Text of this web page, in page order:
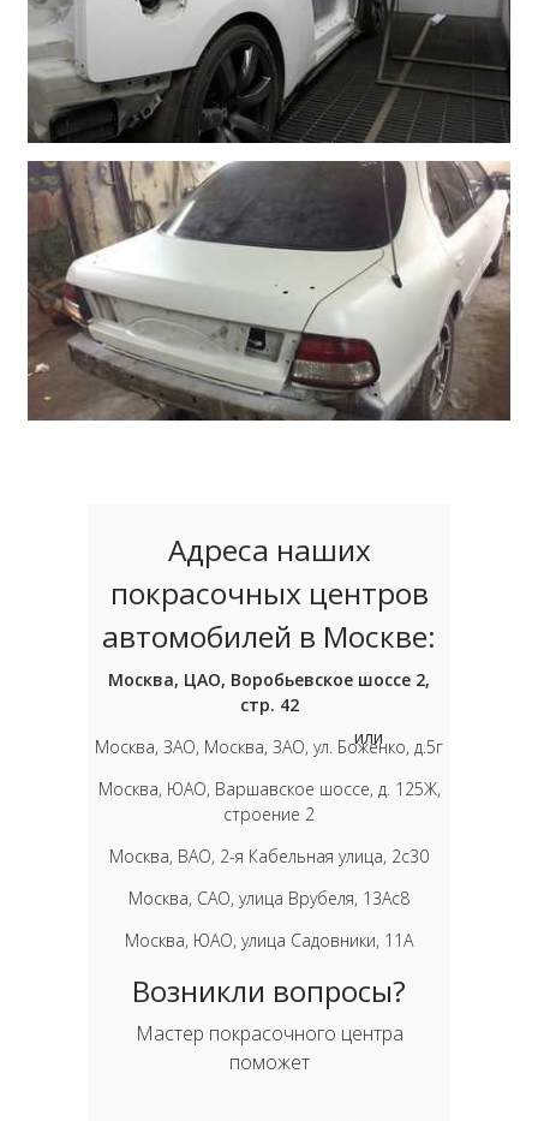
Адреса наших
покрасочных центров
автомобилей в Москве:
Москва, ЦАО, Воробьевское шоссе 2,
стр. 42
Москва, ЗАО, Москва, ЗАО, ул. Боженко, д.5г
Москва, ЮАО, Варшавское шоссе, д. 125Ж,
строение 2
Москва, ВАО, 2-я Кабельная улица, 2с30
Москва, САО, улица Врубеля, 13Ас8
Москва, ЮАО, улица Садовники, 11А
Возникли вопросы?
Мастер покрасочного центра
поможет
или